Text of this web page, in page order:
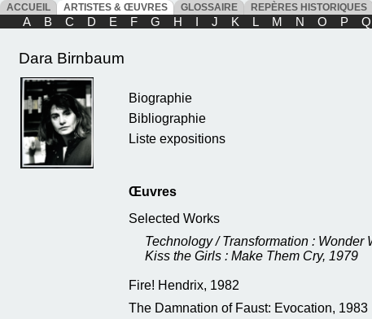
ACCUEIL ARTISTES & ŒUVRES GLOSSAIRE REPÈRES HISTORIQUES
A
B C D E F G H I J K L M N O P Q